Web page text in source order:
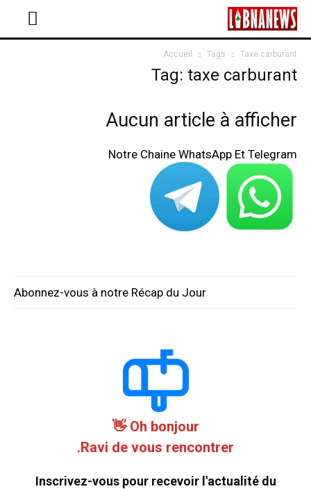
Accueil Tags Taxe carburant
Tag: taxe carburant
Aucun article à afficher
Notre Chaine WhatsApp Et Telegram
Abonnez-vous à notre Récap du Jour
Oh bonjour 👋
Ravi de vous rencontrer.
Inscrivez-vous pour recevoir l'actualité du